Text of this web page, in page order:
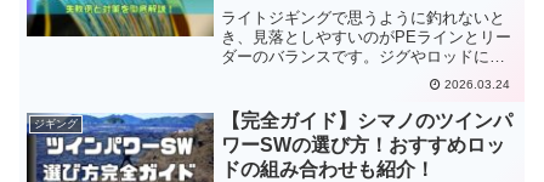
ライトジギングで思うように釣れないと
き、見落としやすいのがPEラインとリー
ダーのバランスです。ジグやロッドに意
識が向きやすい一方で、ラインの号数が
合っていないと、底が取りにくい、流さ
れやすい、あたりが分かりにくいといっ
た原因につながることがあります。
2026.03.24
ジギング
【完全ガイド】シマノのツインパ
ワーSWの選び方！おすすめロッ
ドの組み合わせも紹介！